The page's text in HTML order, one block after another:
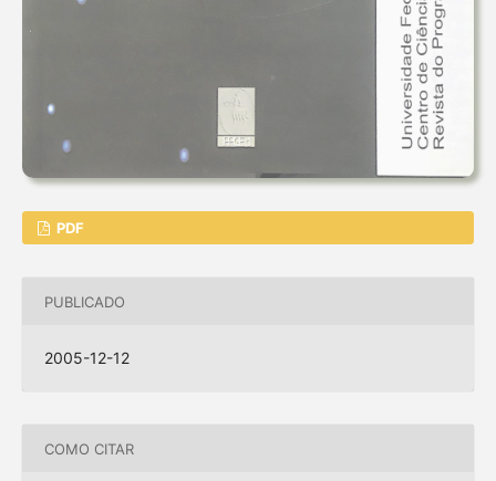
PDF
PUBLICADO
2005-12-12
COMO CITAR